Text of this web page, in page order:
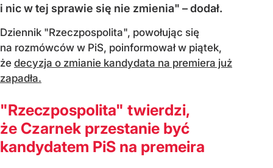
i nic w tej sprawie się nie zmienia" – dodał.
Dziennik "Rzeczpospolita", powołując się
na rozmówców w PiS, poinformował w piątek,
że decyzja o zmianie kandydata na premiera już
zapadła.
"Rzeczpospolita" twierdzi,
że Czarnek przestanie być
kandydatem PiS na premeira